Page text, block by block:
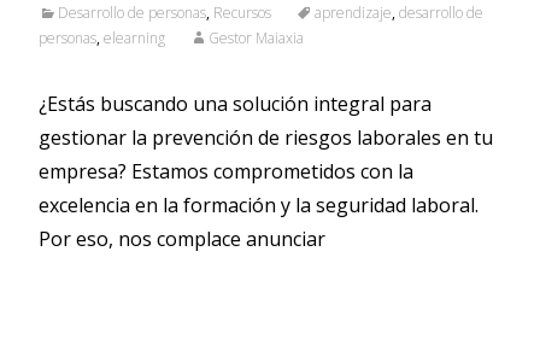
Desarrollo de personas, Recursos aprendizaje,desarrollo de
personas,elearning Gestor Maiaxia
¿Estás buscando una solución integral para
gestionar la prevención de riesgos laborales en tu
empresa? Estamos comprometidos con la
excelencia en la formación y la seguridad laboral.
Por eso, nos complace anunciar